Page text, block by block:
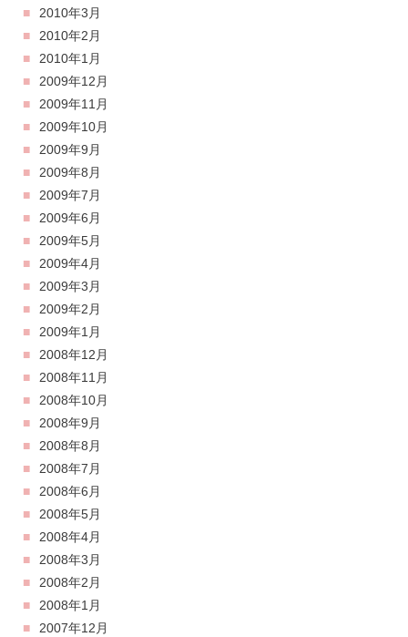
2010年3月
2010年2月
2010年1月
2009年12月
2009年11月
2009年10月
2009年9月
2009年8月
2009年7月
2009年6月
2009年5月
2009年4月
2009年3月
2009年2月
2009年1月
2008年12月
2008年11月
2008年10月
2008年9月
2008年8月
2008年7月
2008年6月
2008年5月
2008年4月
2008年3月
2008年2月
2008年1月
2007年12月